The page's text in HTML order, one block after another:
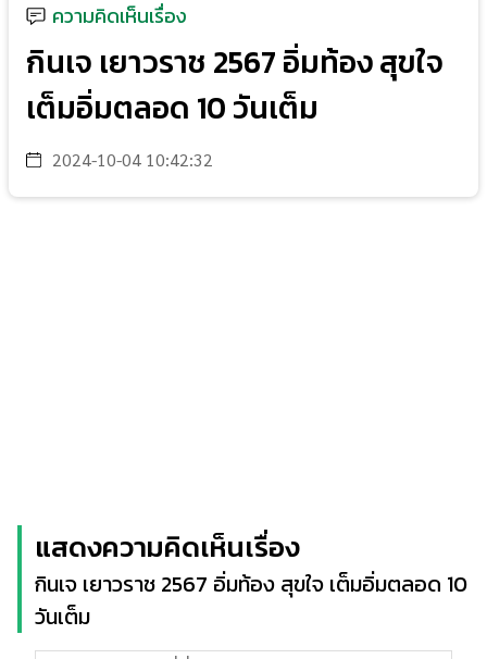
ความคิดเห็นเรื่อง
กินเจ เยาวราช 2567 อิ่มท้อง สุขใจ
เต็มอิ่มตลอด 10 วันเต็ม
2024-10-04 10:42:32
แสดงความคิดเห็นเรื่อง
กินเจ เยาวราช 2567 อิ่มท้อง สุขใจ เต็มอิ่มตลอด 10
วันเต็ม